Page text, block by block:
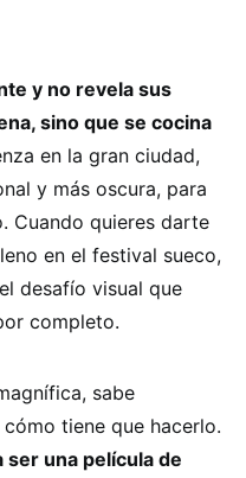
y no revela sus
sino que se cocina
en la gran ciudad,
y más oscura, para
Cuando quieres darte
en el festival sueco,
desafío visual que
completo.
sabe
tiene que hacerlo.
ser una película de